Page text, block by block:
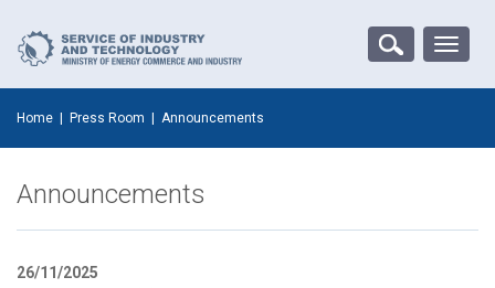
Toggle
Home Press Room Announcements
Announcements
26/11/2025